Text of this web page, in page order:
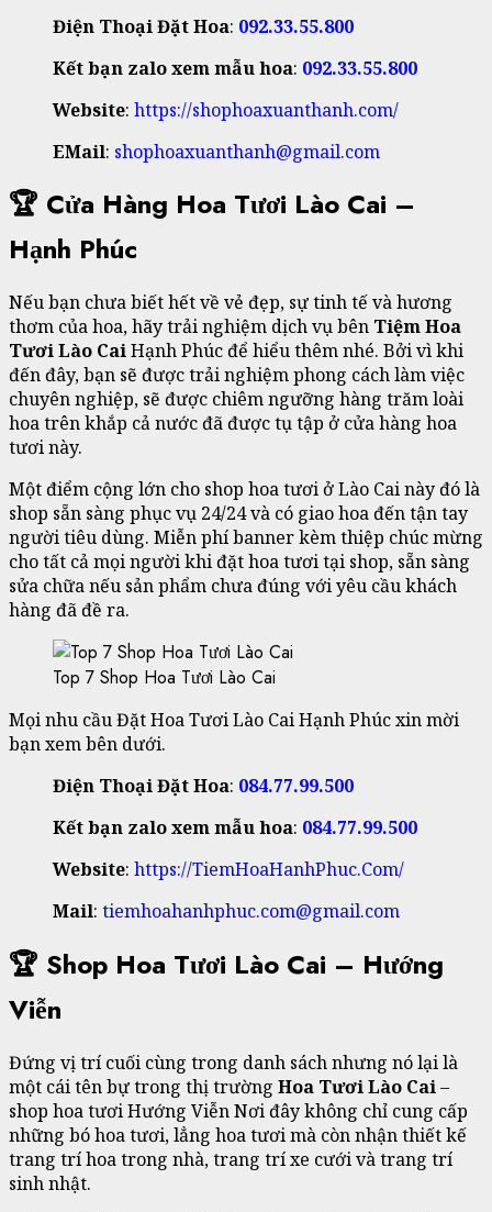
Điện Thoại Đặt Hoa: 092.33.55.800
Kết bạn zalo xem mẫu hoa: 092.33.55.800
Website: https://shophoaxuanthanh.com/
EMail: shophoaxuanthanh@gmail.com
🏆 Cửa Hàng Hoa Tươi Lào Cai –
Hạnh Phúc
Nếu bạn chưa biết hết về vẻ đẹp, sự tinh tế và hương
thơm của hoa, hãy trải nghiệm dịch vụ bên Tiệm Hoa
Tươi Lào CaiHạnh Phúc để hiểu thêm nhé. Bởi vì khi
đến đây, bạn sẽ được trải nghiệm phong cách làm việc
chuyên nghiệp, sẽ được chiêm ngưỡng hàng trăm loài
hoa trên khắp cả nước đã được tụ tập ở cửa hàng hoa
tươi này.
Một điểm cộng lớn cho shop hoa tươi ở Lào Cai này đó là
shop sẵn sàng phục vụ 24/24 và có giao hoa đến tận tay
người tiêu dùng. Miễn phí banner kèm thiệp chúc mừng
cho tất cả mọi người khi đặt hoa tươi tại shop, sẵn sàng
sửa chữa nếu sản phẩm chưa đúng với yêu cầu khách
hàng đã đề ra.
Top 7 Shop Hoa Tươi Lào Cai
Mọi nhu cầu Đặt Hoa Tươi Lào Cai Hạnh Phúc xin mời
bạn xem bên dưới.
Điện Thoại Đặt Hoa: 084.77.99.500
Kết bạn zalo xem mẫu hoa: 084.77.99.500
Website: https://TiemHoaHanhPhuc.Com/
Mail: tiemhoahanhphuc.com@gmail.com
🏆 Shop Hoa Tươi Lào Cai – Hướng
Viễn
Đứng vị trí cuối cùng trong danh sách nhưng nó lại là
một cái tên bự trong thị trường Hoa Tươi Lào Cai–
shop hoa tươi Hướng Viễn Nơi đây không chỉ cung cấp
những bó hoa tươi, lẳng hoa tươi mà còn nhận thiết kế
trang trí hoa trong nhà, trang trí xe cưới và trang trí
sinh nhật.